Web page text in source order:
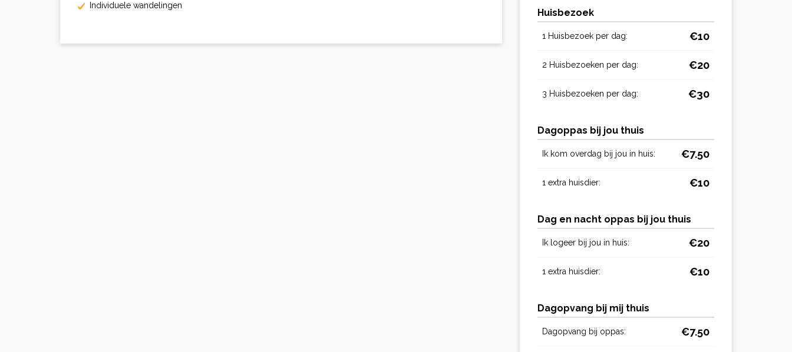
Individuele wandelingen
Huisbezoek
1 Huisbezoek per dag: €10
2 Huisbezoeken per dag: €20
3 Huisbezoeken per dag: €30
Dagoppas bij jou thuis
Ik kom overdag bij jou in huis: €7.50
1 extra huisdier: €10
Dag en nacht oppas bij jou thuis
Ik logeer bij jou in huis: €20
1 extra huisdier: €10
Dagopvang bij mij thuis
Dagopvang bij oppas: €7.50